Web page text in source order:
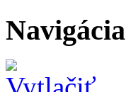
Navigácia